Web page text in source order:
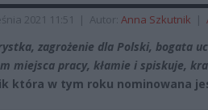
2021 11:51 | Autor: Anna Szkutnik |
zagrożenie dla Polski, bogata
miejsca pracy, kłamie i spiskuje,
która w tym roku nominowana